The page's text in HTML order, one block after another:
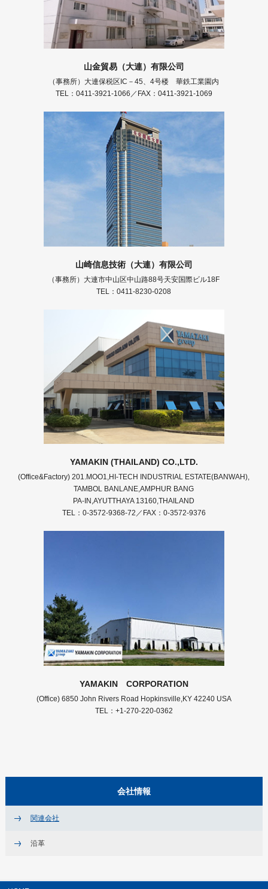
山金貿易（大連）有限公司
（事務所）大連保税区IC－45、4号楼 華鉄工業園内
TEL：0411-3921-1066／FAX：0411-3921-1069
山崎信息技術（大連）有限公司
（事務所）大連市中山区中山路88号天安国際ビル18F
TEL：0411-8230-0208
YAMAKIN (THAILAND) CO.,LTD.
(Office&Factory) 201.MOO1,HI-TECH INDUSTRIAL ESTATE(BANWAH),
TAMBOL BANLANE,AMPHUR BANG
PA-IN,AYUTTHAYA 13160,THAILAND
TEL：0-3572-9368-72／FAX：0-3572-9376
YAMAKIN CORPORATION
(Office) 6850 John Rivers Road Hopkinsville,KY 42240 USA
TEL：+1-270-220-0362
会社情報
関連会社
沿革